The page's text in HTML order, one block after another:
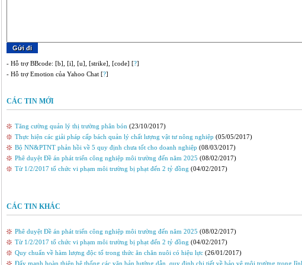
- Hỗ trợ BBcode: [b], [i], [u], [strike], [code] [?]
- Hỗ trợ Emotion của Yahoo Chat [?]
CÁC TIN MỚI
Tăng cường quản lý thị trường phân bón (23/10/2017)
Thực hiện các giải pháp cấp bách quản lý chất lượng vật tư nông nghiệp (05/05/2017)
Bộ NN&PTNT phản hồi về 5 quy định chưa tốt cho doanh nghiệp (08/03/2017)
Phê duyệt Ðề án phát triển công nghiệp môi trường đến năm 2025 (08/02/2017)
Từ 1/2/2017 tổ chức vi phạm môi trường bị phạt đến 2 tỷ đồng (04/02/2017)
CÁC TIN KHÁC
Phê duyệt Ðề án phát triển công nghiệp môi trường đến năm 2025 (08/02/2017)
Từ 1/2/2017 tổ chức vi phạm môi trường bị phạt đến 2 tỷ đồng (04/02/2017)
Quy chuẩn về hàm lượng độc tố trong thức ăn chăn nuôi có hiệu lực (26/01/2017)
Ðẩy mạnh hoàn thiện hệ thống các văn bản hướng dẫn, quy định chi tiết về bảo vệ môi trường trong